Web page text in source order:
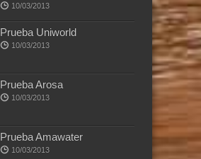
10/03/2013
Prueba Uniworld
10/03/2013
Prueba Arosa
10/03/2013
Prueba Amawater
10/03/2013